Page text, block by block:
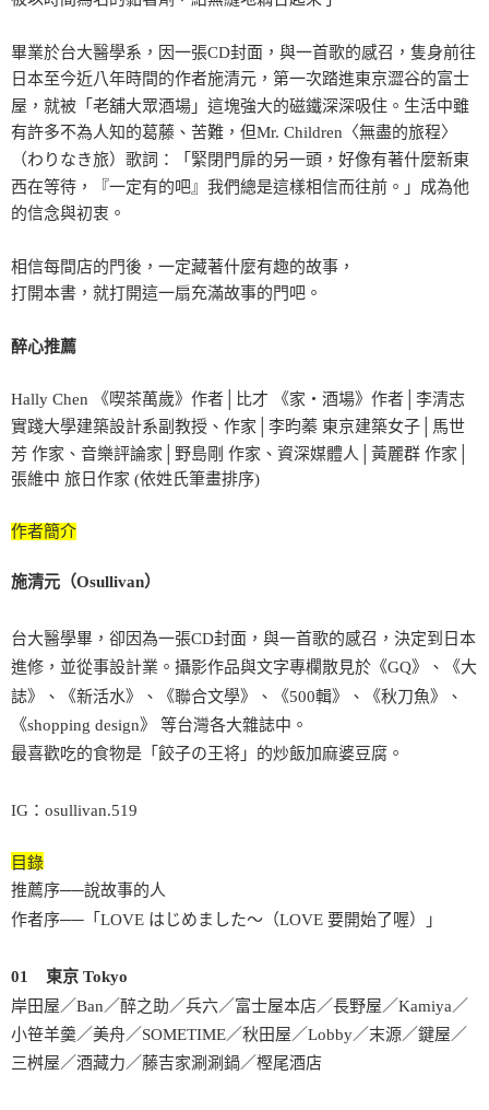
畢業於台大醫學系，因一張CD封面，與一首歌的感召，隻身前往
日本至今近八年時間的作者施清元，第一次踏進東京澀谷的富士
屋，就被「老舖大眾酒場」這塊強大的磁鐵深深吸住。生活中雖
有許多不為人知的葛藤、苦難，但Mr. Children〈無盡的旅程〉
（わりなき旅）歌詞：「緊閉門扉的另一頭，好像有著什麼新東
西在等待，『一定有的吧』我們總是這樣相信而往前。」成為他
的信念與初衷。
相信每間店的門後，一定藏著什麼有趣的故事，
打開本書，就打開這一扇充滿故事的門吧。
醉心推薦
Hally Chen 《喫茶萬歲》作者│比才 《家‧酒場》作者│李清志
實踐大學建築設計系副教授、作家│李昀蓁 東京建築女子│馬世
芳 作家、音樂評論家│野島剛 作家、資深媒體人│黃麗群 作家│
張維中 旅日作家 (依姓氏筆畫排序)
作者簡介
施清元（Osullivan）
台大醫學畢，卻因為一張CD封面，與一首歌的感召，決定到日本
進修，並從事設計業。攝影作品與文字專欄散見於《GQ》、《大
誌》、《新活水》、《聯合文學》、《500輯》、《秋刀魚》、
《shopping design》 等台灣各大雜誌中。
最喜歡吃的食物是「餃子の王将」的炒飯加麻婆豆腐。
IG：osullivan.519
目錄
推薦序──說故事的人
作者序──「LOVE はじめました〜（LOVE 要開始了喔）」
01 東京 Tokyo
岸田屋／Ban／醉之助／兵六／富士屋本店／長野屋／Kamiya／
小笹羊羹／美舟／SOMETIME／秋田屋／Lobby／末源／鍵屋／
三桝屋／酒藏力／藤吉家涮涮鍋／樫尾酒店